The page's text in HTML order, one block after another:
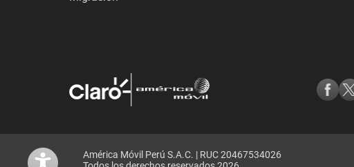
América Móvil Perú S.A.C. | RUC 20467534026